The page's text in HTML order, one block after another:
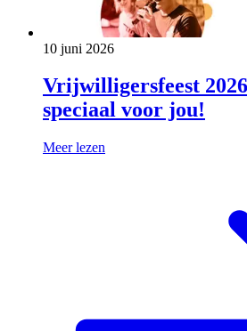
10 juni 2026
Vrijwilligersfeest
speciaal voor jou!
Meer lezen